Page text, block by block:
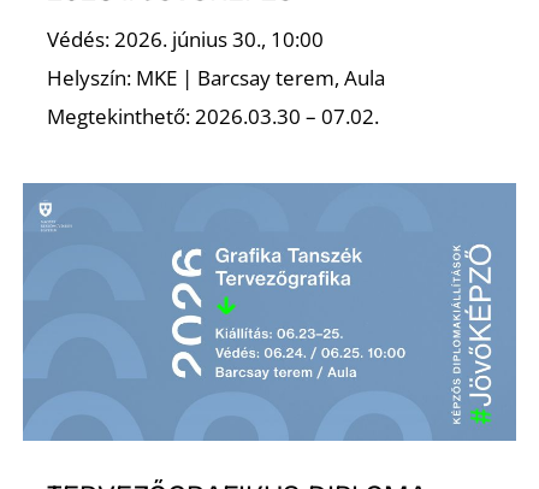
Védés: 2026. június 30., 10:00
Helyszín: MKE | Barcsay terem, Aula
Megtekinthető: 2026.03.30 – 07.02.